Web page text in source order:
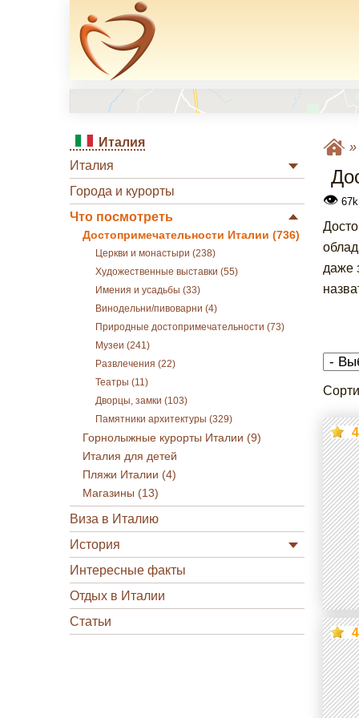
Италия
Италия
Города и курорты
Что посмотреть
Достопримечательности Италии (736)
Церкви и монастыри (238)
Художественные выставки (55)
Имения и усадьбы (33)
Винодельни/пивоварни (4)
Природные достопримечательности (73)
Музеи (241)
Развлечения (22)
Театры (11)
Дворцы, замки (103)
Памятники архитектуры (329)
Горнолыжные курорты Италии (9)
Италия для детей
Пляжи Италии (4)
Магазины (13)
Виза в Италию
История
Интересные факты
Отдых в Италии
Статьи
»
👁67k
даже